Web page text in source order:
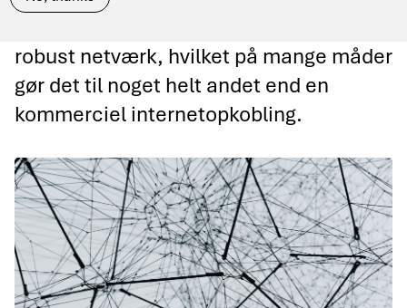
robust netværk, hvilket på mange måder
gør det til noget helt andet end en
kommerciel internetopkobling.